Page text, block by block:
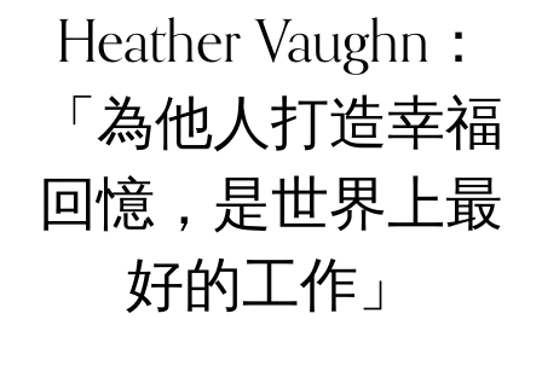
Heather Vaughn：
「為他人打造幸福
回憶，是世界上最
好的工作」